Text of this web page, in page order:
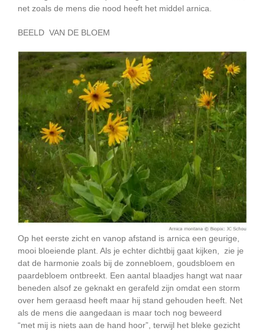
net zoals de mens die nood heeft het middel arnica.
BEELD VAN DE BLOEM
Op het eerste zicht en vanop afstand is arnica een geurige,
mooi bloeiende plant. Als je echter dichtbij gaat kijken, zie je
dat de harmonie zoals bij de zonnebloem, goudsbloem en
paardebloem ontbreekt. Een aantal blaadjes hangt wat naar
beneden alsof ze geknakt en gerafeld zijn omdat een storm
over hem geraasd heeft maar hij stand gehouden heeft. Net
als de mens die aangedaan is maar toch nog beweerd
“met mij is niets aan de hand hoor”, terwijl het bleke gezicht